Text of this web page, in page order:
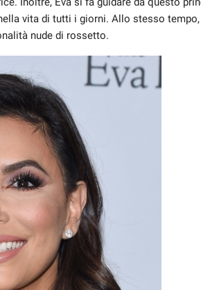
vita di tutti i giorni. Allo stesso
nude di rossetto.